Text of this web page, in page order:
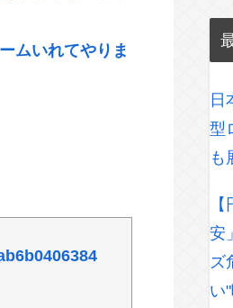
ムいれてやりま
を逮捕 [8/6]
うwww
日
型
も
安
ズ
い